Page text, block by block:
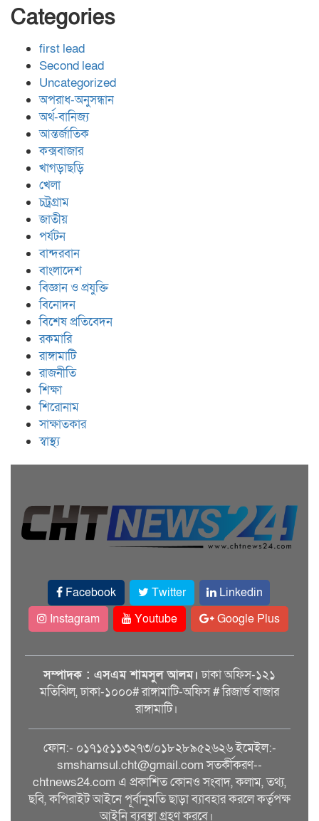
Categories
first lead
Second lead
Uncategorized
অপরাধ-অনুসন্ধান
অর্থ-বানিজ্য
আন্তর্জাতিক
কক্সবাজার
খাগড়াছড়ি
খেলা
চট্রগ্রাম
জাতীয়
পর্যটন
বান্দরবান
বাংলাদেশ
বিজ্ঞান ও প্রযুক্তি
বিনোদন
বিশেষ প্রতিবেদন
রকমারি
রাঙ্গামাটি
রাজনীতি
শিক্ষা
শিরোনাম
সাক্ষাতকার
স্বাস্থ্য
Facebook Twitter
Linkedin
Instagram
Youtube Google Plus
সম্পাদক : এসএম শামসুল আলম। ঢাকা অফিস-১২১
মতিঝিল, ঢাকা-১০০০# রাঙ্গামাটি-অফিস # রিজার্ভ বাজার
রাঙ্গামাটি।
ফোন:- ০১৭১৫১১৩২৭৩/০১৮২৮৯৫২৬২৬ ইমেইল:-
smshamsul.cht@gmail.com সতর্কীকরণ--
chtnews24.com এ প্রকাশিত কোনও সংবাদ, কলাম, তথ্য,
ছবি, কপিরাইট আইনে পূর্বানুমতি ছাড়া ব্যাবহার করলে কর্তৃপক্ষ
আইনি ব্যবস্থা গ্রহণ করবে।